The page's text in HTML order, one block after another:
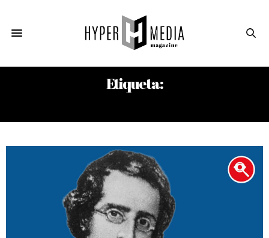
Etiqueta: